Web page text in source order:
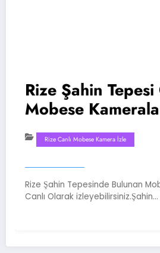
Rize Şahin Tepesi
Mobese
Rize Canlı Mobese Kamera İzle
Rize Şahin Tepesinde Bulunan
Canlı Olarak izleyebilirsiniz.Şahin…